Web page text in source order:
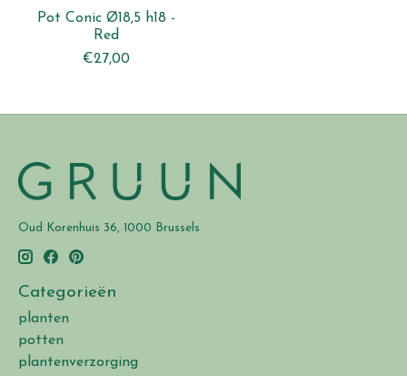
Pot Conic Ø18,5 h18 -
Red
€27,00
Oud Korenhuis 36, 1000 Brussels
Categorieën
planten
potten
plantenverzorging